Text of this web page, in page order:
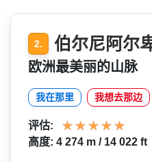
2. 伯尔尼阿尔
欧洲最美丽的山脉
我在那里 我想去那边
评估:
高度: 4 274 m / 14 022 ft